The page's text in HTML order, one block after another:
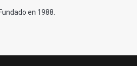
en 1988.